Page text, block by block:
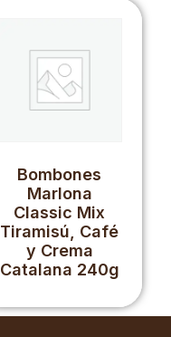
Bombones
Marlona
Classic Mix
Tiramisú, Café
y Crema
Catalana 240g